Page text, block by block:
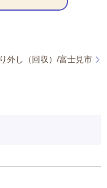
外し（回収）/富士見市